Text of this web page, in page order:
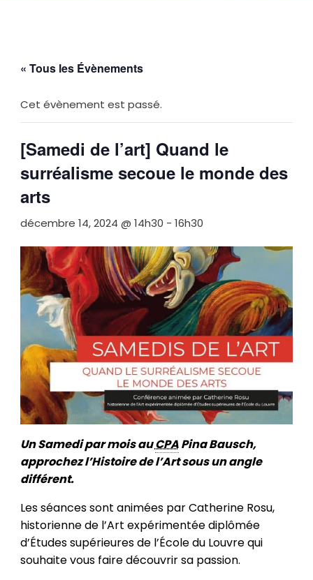
« Tous les Évènements
Cet évènement est passé.
[Samedi de l’art] Quand le
surréalisme secoue le monde des
arts
décembre 14, 2024 @ 14h30 - 16h30
Un Samedi par mois auCPAPina Bausch,
approchez l’Histoire de l’Art sous un angle
différent.
Les séances sont animées par Catherine Rosu,
historienne de l’Art expérimentée diplômée
d’Études supérieures de l’École du Louvre qui
souhaite vous faire découvrir sa passion.